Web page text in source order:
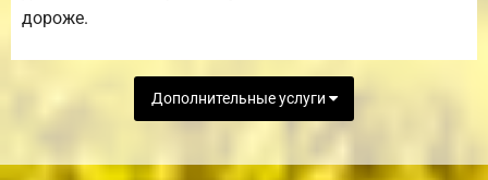
дороже.
Дополнительные услуги